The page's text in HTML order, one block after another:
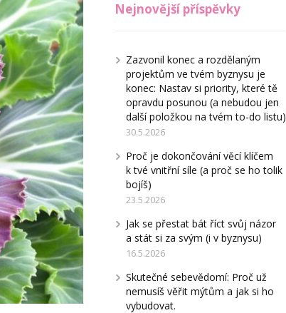
Nejnovější příspěvky
Zazvonil konec a rozdělaným
projektům ve tvém byznysu je
konec: Nastav si priority, které tě
opravdu posunou (a nebudou jen
další položkou na tvém to-do listu)
30.5.2026
Proč je dokončování věcí klíčem
k tvé vnitřní síle (a proč se ho tolik
bojíš)
23.5.2026
Jak se přestat bát říct svůj názor
a stát si za svým (i v byznysu)
16.5.2026
Skutečné sebevědomí: Proč už
nemusíš věřit mýtům a jak si ho
vybudovat.